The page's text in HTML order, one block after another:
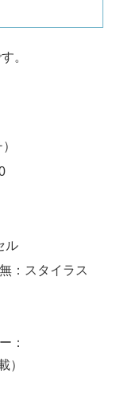
。
ル
：スタイラス
：
）